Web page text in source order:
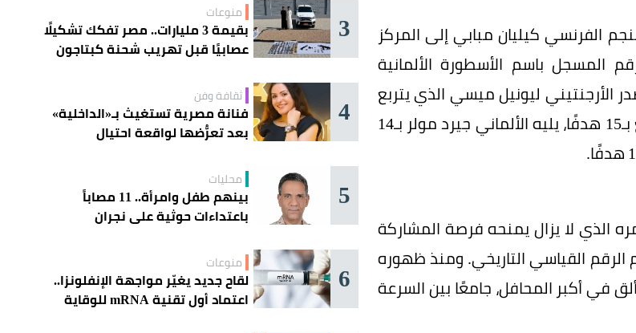
الفرنسي كيليان مبابي إلى المركز
المسجل باسم الأسطورة الألمانية
خلف المتصدر الأرجنتيني ليونيل ميسي الذي يتربع
على القمة بـ18 هدفًا، فيما يحتل البرازيلي رونالدو المركز الرابع بـ15 هدفًا، يليه الألماني جيرد مولر بـ14
الذي لا يزال يمنحه فرصة المشاركة
القياسي التاريخي. ومنذ ظهوره
على التألق في أكبر المحافل، جامعًا بين السرعة
3 منوعات
بقيمة 3 مليارات.. مصر تفكك تشكيلًا
عصابيًا قبل تهريب شحنة كبتاجون
4 ثقافة وفن
فنانة مصرية تستغيث بـ«الداخلية»
بعد تعرُّضها لواقعة احتيال
5 محليات
بينهم طفل وامرأة.. 11 مصاباً
باعتداءات حوثية على نجران
6 منوعات
لقاح جديد يغيّر مواجهة الإنفلونزا..
اعتماد أول تقنية mRNA للوقاية